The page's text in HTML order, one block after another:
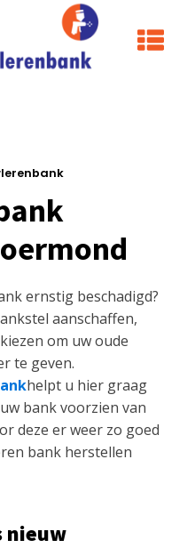
ernstig beschadigd?
aanschaffen,
om uw oude
te geven.
helpt u hier graag
bank voorzien van
deze er weer zo goed
bank herstellen
nieuw